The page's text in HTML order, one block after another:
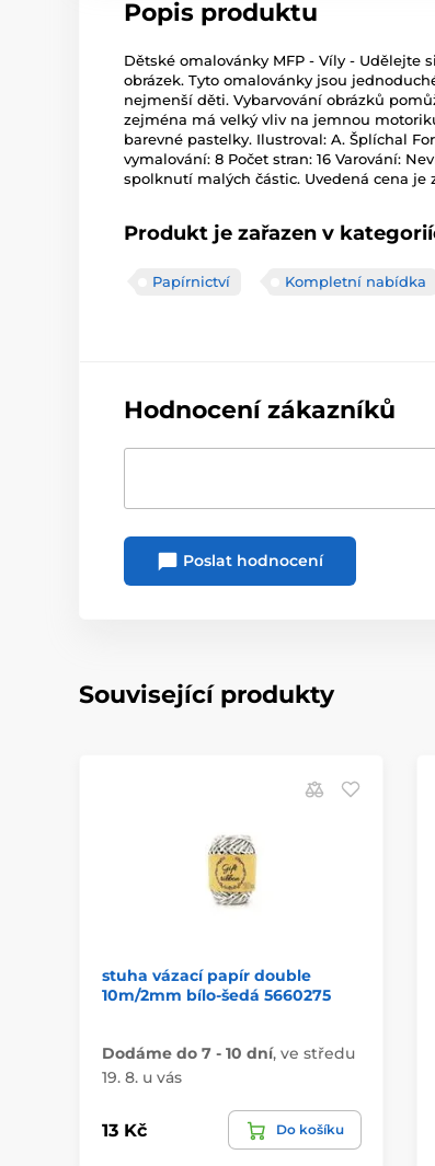
Popis produktu
Dětské omalovánky MFP - Víly - Udělejte
obrázek. Tyto omalovánky jsou
nejmenší děti. Vybarvování obrázků
zejména má velký vliv na jemnou
barevné pastelky. Ilustroval: A. Šplíchal
vymalování: 8 Počet stran: 16 Varování:
spolknutí malých částic. Uvedená cena je
Produkt je zařazen v
Papírnictví Kompletní nabídka
Hodnocení zákazníků
Poslat hodnocení
Související produkty
stuha vázací papír double
10m/2mm bílo-šedá 5660275
Dodáme do 7 - 10 dní, ve středu
19. 8. u vás
13 Kč Do košíku